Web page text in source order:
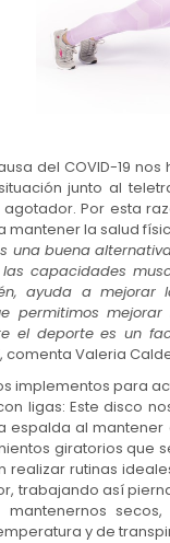
del COVID-19
junto al
Por esta
la salud
una buena
capacidades
ayuda a
permitimos
el deporte es un
comenta Valeria
implementos para
ligas: Este disco
espalda al
giratorios que
realizar rutinas
trabajando así
y de